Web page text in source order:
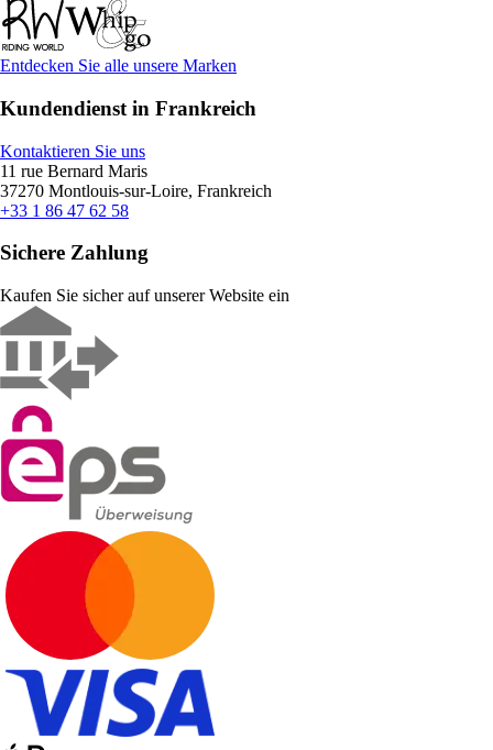
Entdecken Sie alle unsere Marken
Kundendienst in Frankreich
Kontaktieren Sie uns
11 rue Bernard Maris
37270 Montlouis-sur-Loire, Frankreich
+33 1 86 47 62 58
Sichere Zahlung
Kaufen Sie sicher auf unserer Website ein